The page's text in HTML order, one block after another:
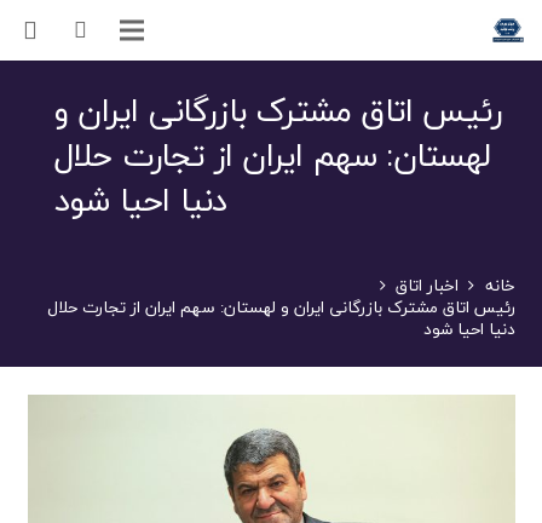
رئیس اتاق مشترک بازرگانی ایران و
لهستان: سهم ایران از تجارت حلال
دنیا احیا شود
خانه اخبار اتاق
رئیس اتاق مشترک بازرگانی ایران و لهستان: سهم ایران از تجارت حلال
دنیا احیا شود